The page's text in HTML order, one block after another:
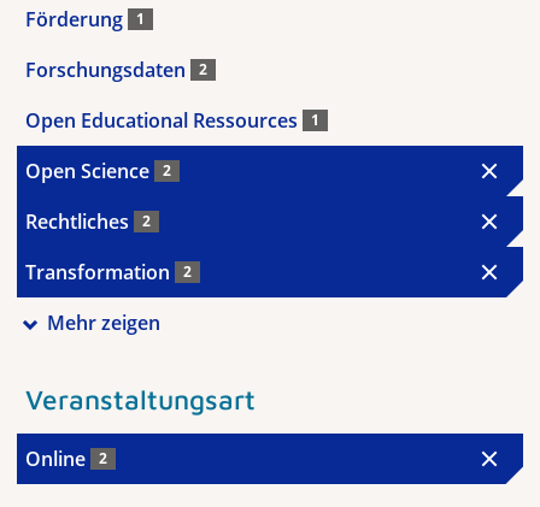
Förderung 1
Forschungsdaten 2
Open Educational Ressources 1
Open Science 2
Rechtliches 2
Transformation 2
Mehr zeigen
Veranstaltungsart
Online 2